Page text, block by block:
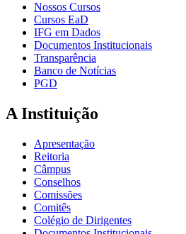
Nossos Cursos
Cursos EaD
IFG em Dados
Documentos Institucionais
Transparência
Banco de Notícias
PGD
A Instituição
Apresentação
Reitoria
Câmpus
Conselhos
Comissões
Comitês
Colégio de Dirigentes